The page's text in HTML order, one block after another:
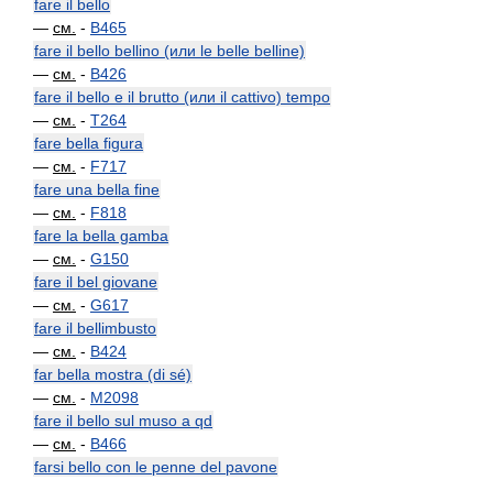
fare il bello
— см. - B465
fare il bello bellino (или le belle belline)
— см. - B426
fare il bello e il brutto (или il cattivo) tempo
— см. - T264
fare bella figura
— см. - F717
fare una bella fine
— см. - F818
fare la bella gamba
— см. - G150
fare il bel giovane
— см. - G617
fare il bellimbusto
— см. - B424
far bella mostra (di sé)
— см. - M2098
fare il bello sul muso a qd
— см. - B466
farsi bello con le penne del pavone